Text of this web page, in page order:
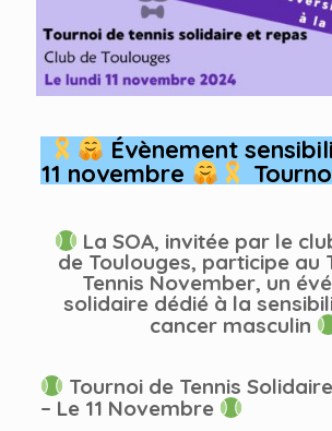
Évènement
11 novembre
La SOA, invitée par le
de Toulouges, participe au
Tennis November, un
solidaire dédié à la
cancer masculin
Tournoi de Tennis
– Le 11 Novembre